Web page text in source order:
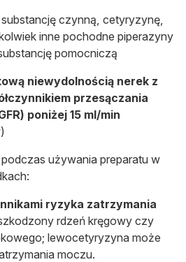
czynną, cetyryzynę,
inne pochodne piperazyny
pomocniczą
niewydolnością nerek z
przesączania
poniżej 15 ml/min
używania preparatu w
ryzyka zatrzymania
rdzeń kręgowy czy
lewocetyryzyna może
moczu.